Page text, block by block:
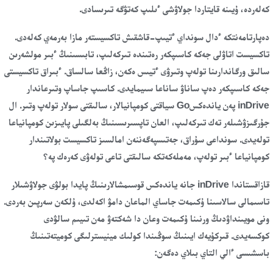
كەلەردە، ۇيىنە قايتاردا جولاۋشى ءىلىپ كەتۋگە تىرىسادى.
دەپارتامەنتكە ءدال سونداي ءتيىپ-قاشقىش تاكسيستەر مازا بەرمەي كەلەدى.
تاكسيست اتاۋلى جەكە كاسىپكەر رەتىندە تىركەلىپ، تابىسىنىڭ ءبىر مولشەرىن
سالىق ورگاندارىنا تولەپ وتىرۋى ءتيىس ەكەن، زاڭعا سالساق. ءبىراق تاكسيستى
جەكە كاسىپكەر دەپ ساناۋ ساناعا سىيمايدى. كاسىپ جاساپ وتىرعاندار
inDrive پەن ياندەكسGo سياقتى كومپانيالار، سالىقتى سولار تولەپ وتىر. ال
جۇرگىزۋشىلەر تەك تىركەلىپ، العان تاپسىرىسىنىڭ بەلگىلى پايىزىن كومپانياعا
تولەيدى. سونداعى سۇراق، جەتىسپەگەننەن امالسىز تاكسيست بولاتىندار
كومپانياعا ءبىر تولەپ، مەملەكەتكە سالىقتى تاعى تولەۋى كەرەك پە؟
قازاقستاندا inDrive جانە ياندەكس قوسىمشالارىنىڭ پايدا بولۋى جولاۋشىلار
تاسىمالى سالاسىنا ۇكىمەت جاساي الماعان دامۋ اكەلدى، ۇلكەن سەرپىن بەردى.
ونى مويىنداۋدىڭ ورنىنا ۇكىمەت وعان دا شەكتەۋ مەن تىيىم سالۋدى
كوكسەيدى. قىركۇيەك ايىنىڭ سوڭىندا كولىك مينيسترلىگى كوميتەتىنىڭ
باسشىسى ءالي التاي بىلاي دەگەن: